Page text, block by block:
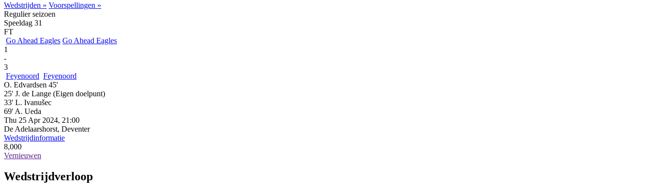
Wedstrijden » Voorspellingen »
Regulier seizoen
Speeldag 31
FT
Go Ahead Eagles Go Ahead Eagles
1
-
3
Feyenoord Feyenoord
O. Edvardsen 45'
25' J. de Lange (Eigen doelpunt)
33' L. Ivanušec
69' A. Ueda
Thu 25 Apr 2024, 21:00
De Adelaarshorst, Deventer
Wedstrijdinformatie
8,000
Vernieuwen
Wedstrijdverloop